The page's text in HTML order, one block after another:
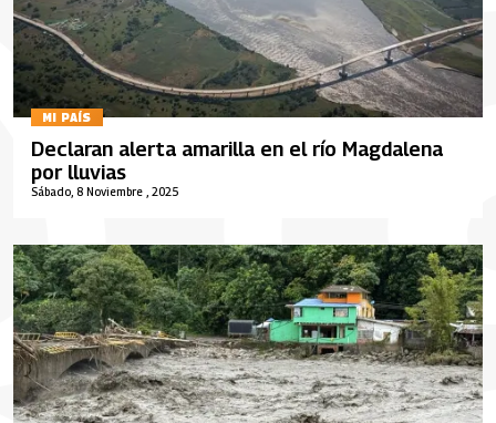
MI PAÍS
Sábado, 8 Noviembre , 2025
Declaran alerta amarilla en el río Magdalena
por lluvias